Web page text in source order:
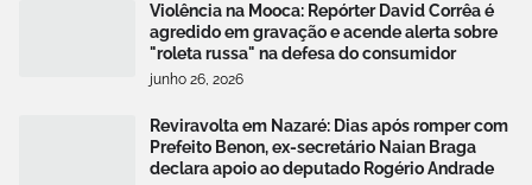
Violência na Mooca: Repórter David Corrêa é
agredido em gravação e acende alerta sobre
"roleta russa" na defesa do consumidor
junho 26, 2026
Reviravolta em Nazaré: Dias após romper com
Prefeito Benon, ex-secretário Naian Braga
declara apoio ao deputado Rogério Andrade